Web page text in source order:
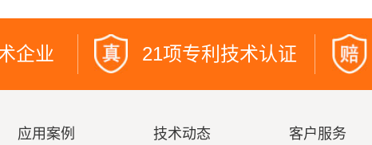
企业 21项专利技术认证
应用案例 技术动态 客户服务